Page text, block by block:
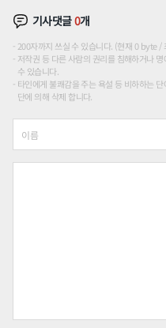
기사댓글0개
200자까지 쓰실 수 있습니다. (현재 0 byte /
저작권 등 다른 사람의 권리를 침해하거나
수 있습니다.
타인에게 불쾌감을 주는 욕설 등 비하하는
단에 의해 삭제 합니다.